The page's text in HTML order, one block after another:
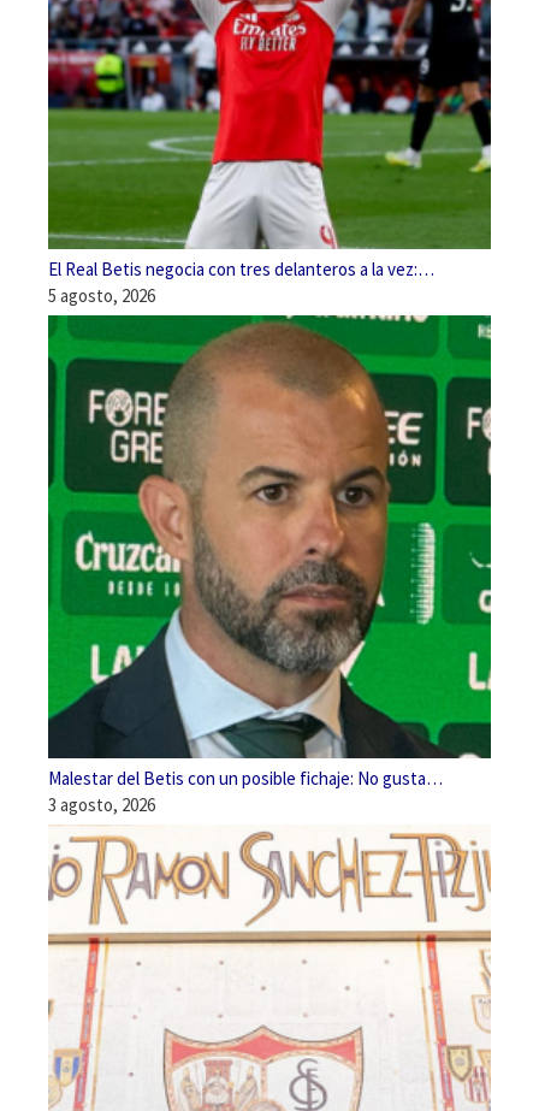
El Real Betis negocia con tres delanteros a la vez:…
5 agosto, 2026
Malestar del Betis con un posible fichaje: No gusta…
3 agosto, 2026